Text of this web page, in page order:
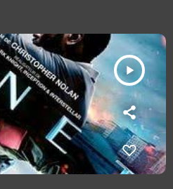
play_arrow